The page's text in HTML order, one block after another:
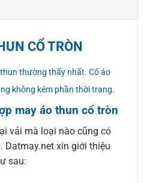
CỔ TRÒN
thường thấy nhất. Cổ áo
không kém phần thời trang.
may áo thun cổ tròn
vải mà loại nào cũng có
Datmay.net xin giới thiệu
sau: